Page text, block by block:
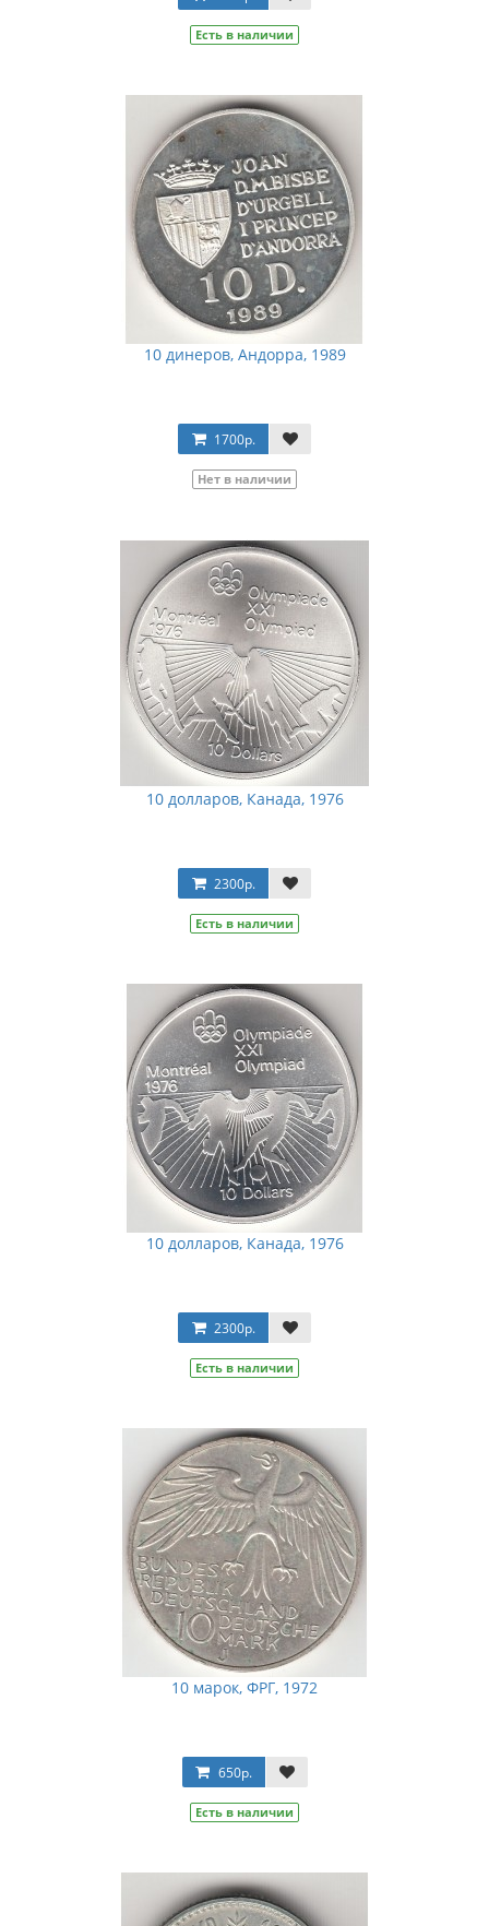
Есть в наличии
10 динеров, Андорра, 1989
1700р.
Нет в наличии
10 долларов, Канада, 1976
2300р.
Есть в наличии
10 долларов, Канада, 1976
2300р.
Есть в наличии
10 марок, ФРГ, 1972
650р.
Есть в наличии